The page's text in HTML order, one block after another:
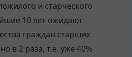
и старческого
10 лет ожидают
граждан старших
в 2 раза, т.е. уже 40%